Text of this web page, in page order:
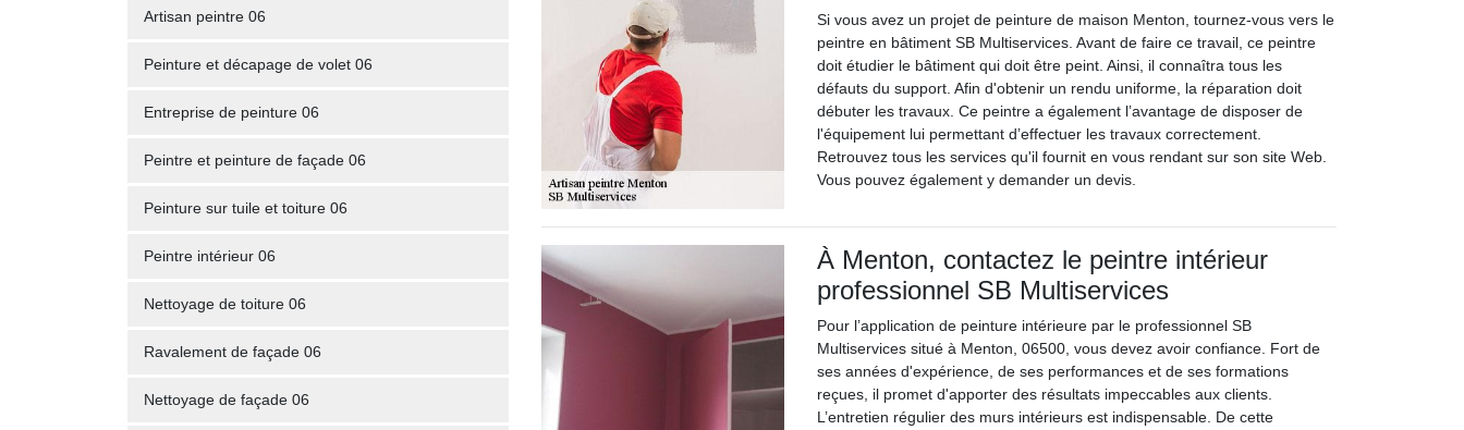
Artisan peintre 06
Peinture et décapage de volet 06
Entreprise de peinture 06
Peintre et peinture de façade 06
Peinture sur tuile et toiture 06
Peintre intérieur 06
Nettoyage de toiture 06
Ravalement de façade 06
Nettoyage de façade 06
Si vous avez un projet de peinture de maison Menton, tournez-vous vers le
peintre en bâtiment SB Multiservices. Avant de faire ce travail, ce peintre
doit étudier le bâtiment qui doit être peint. Ainsi, il connaîtra tous les
défauts du support. Afin d'obtenir un rendu uniforme, la réparation doit
débuter les travaux. Ce peintre a également l’avantage de disposer de
l'équipement lui permettant d’effectuer les travaux correctement.
Retrouvez tous les services qu'il fournit en vous rendant sur son site Web.
Vous pouvez également y demander un devis.
À Menton, contactez le peintre intérieur
professionnel SB Multiservices
Pour l’application de peinture intérieure par le professionnel SB
Multiservices situé à Menton, 06500, vous devez avoir confiance. Fort de
ses années d'expérience, de ses performances et de ses formations
reçues, il promet d'apporter des résultats impeccables aux clients.
L’entretien régulier des murs intérieurs est indispensable. De cette